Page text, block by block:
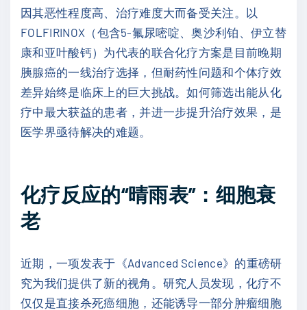
因其恶性程度高、治疗难度大而备受关注。以
FOLFIRINOX（包含5-氟尿嘧啶、奥沙利铂、伊立替
康和亚叶酸钙）为代表的联合化疗方案是目前晚期
胰腺癌的一线治疗选择，但耐药性问题和个体疗效
差异始终是临床上的巨大挑战。如何筛选出能从化
疗中最大获益的患者，并进一步提升治疗效果，是
医学界亟待解决的难题。
化疗反应的“晴雨表”：细胞衰
老
近期，一项发表于《Advanced Science》的重磅研
究为我们提供了新的视角。研究人员发现，化疗不
仅仅是直接杀死癌细胞，还能诱导一部分肿瘤细胞